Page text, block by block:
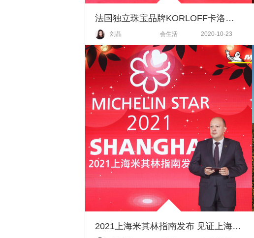
法国独立珠宝品牌KORLOFF卡洛芙中国首家精品店悦耀开幕
刘晶 会生活 2020-10-23
2021上海米其林指南发布 见证上海成为美食之城